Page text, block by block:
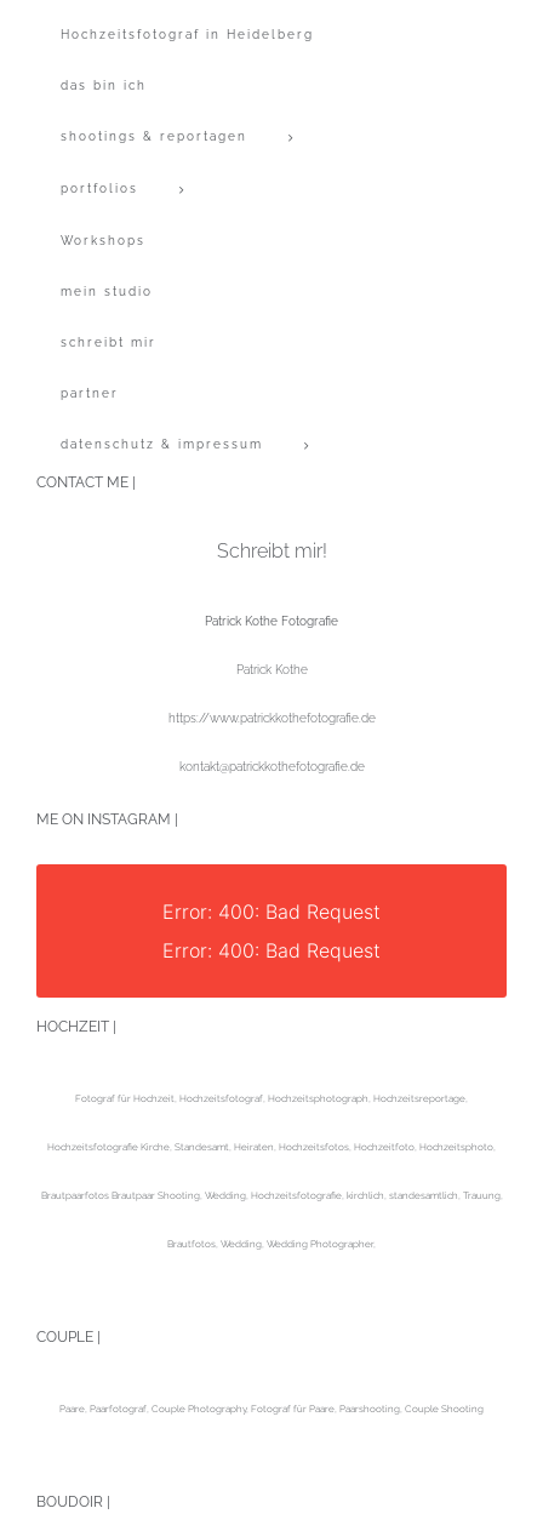
Hochzeitsfotograf in Heidelberg
das bin ich
shootings & reportagen
portfolios
Workshops
mein studio
schreibt mir
partner
datenschutz & impressum
CONTACT ME |
Schreibt mir!
Patrick Kothe Fotografie
Patrick Kothe
https://www.patrickkothefotografie.de
kontakt@patrickkothefotografie.de
ME ON INSTAGRAM |
Error: 400: Bad Request
Error: 400: Bad Request
HOCHZEIT |
Fotograf für Hochzeit, Hochzeitsfotograf, Hochzeitsphotograph, Hochzeitsreportage,
Hochzeitsfotografie Kirche, Standesamt, Heiraten, Hochzeitsfotos, Hochzeitfoto, Hochzeitsphoto,
Brautpaarfotos Brautpaar Shooting, Wedding, Hochzeitsfotografie, kirchlich, standesamtlich, Trauung,
Brautfotos, Wedding, Wedding Photographer,
COUPLE |
Paare, Paarfotograf, Couple Photography, Fotograf für Paare, Paarshooting, Couple Shooting
BOUDOIR |